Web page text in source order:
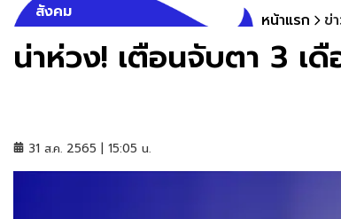
สังคม หน้าแรก ข่
น่าห่วง! เตือนจับตา 3 เ
31 ส.ค. 2565 | 15:05 น.